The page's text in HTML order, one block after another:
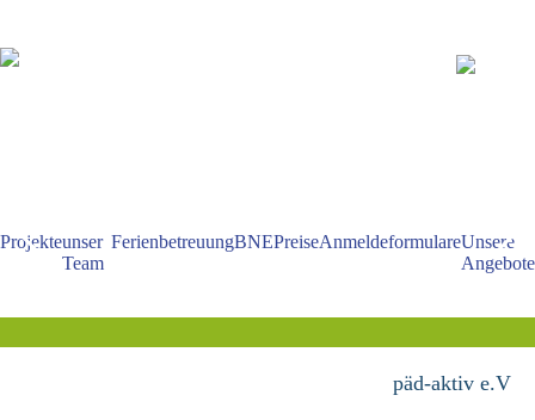
Navigation
Projekteunser
Team
FerienbetreuungBNEPreiseAnmeldeformulareUnsere
Angebote
päd-aktiv e.V